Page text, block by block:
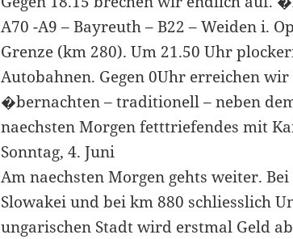
A70 -A9 – Bayreuth – B22 – Weiden i.
Grenze (km 280). Um 21.50 Uhr
Autobahnen. Gegen 0Uhr erreichen
�bernachten – traditionell – neben
naechsten Morgen fetttriefendes mit
Sonntag, 4. Juni
Am naechsten Morgen gehts weiter.
Slowakei und bei km 880 schliesslich
ungarischen Stadt wird erstmal Geld